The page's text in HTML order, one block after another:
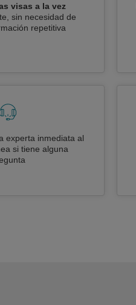
visas a la vez
sin necesidad de
repetitiva
experta inmediata al
si tiene alguna